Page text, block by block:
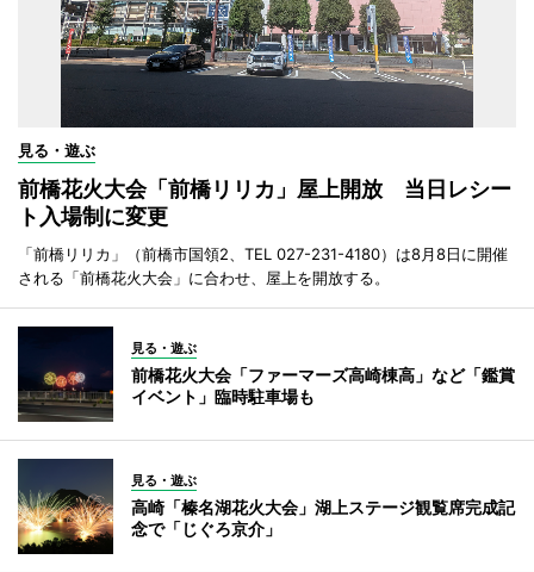
見る・遊ぶ
前橋花火大会「前橋リリカ」屋上開放 当日レシー
ト入場制に変更
「前橋リリカ」（前橋市国領2、TEL 027-231-4180）は8月8日に開催
される「前橋花火大会」に合わせ、屋上を開放する。
見る・遊ぶ
前橋花火大会「ファーマーズ高崎棟高」など「鑑賞
イベント」臨時駐車場も
見る・遊ぶ
高崎「榛名湖花火大会」湖上ステージ観覧席完成記
念で「じぐろ京介」